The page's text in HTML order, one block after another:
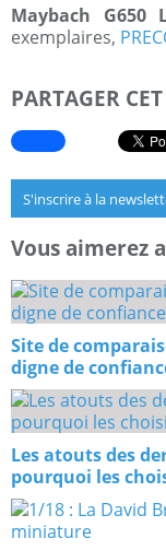
Maybach G650
exemplaires,
PARTAGER
S'inscrire à la
Vous aimerez
Site de
digne de
Les atouts des
pourquoi les